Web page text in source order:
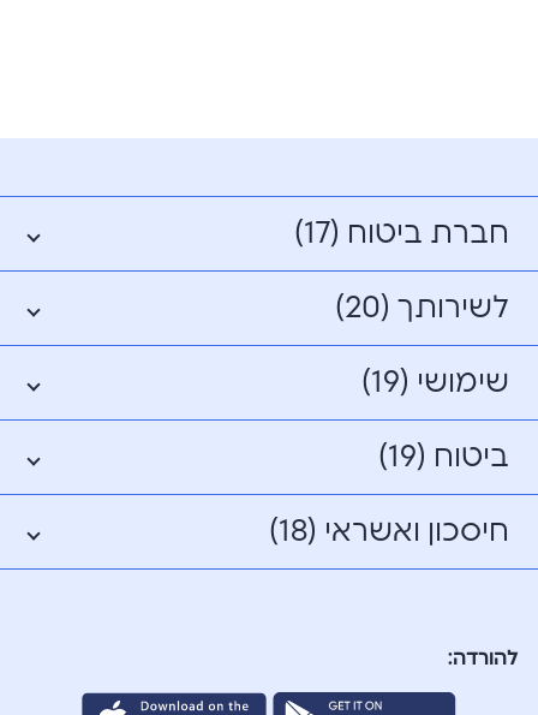
חברת ביטוח (17)
לשירותך (20)
שימושי (19)
ביטוח (19)
חיסכון ואשראי (18)
להורדה: